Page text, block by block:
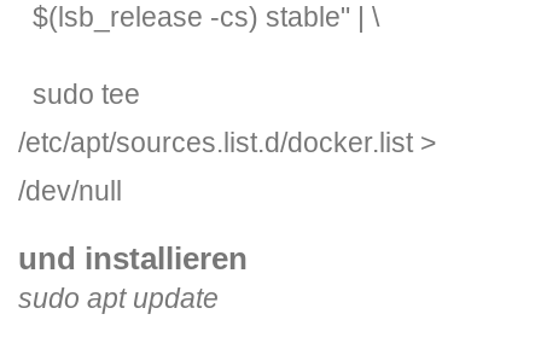
$(lsb_release -cs) stable" | \
sudo tee
/etc/apt/sources.list.d/docker.list >
/dev/null
und installieren
sudo apt update